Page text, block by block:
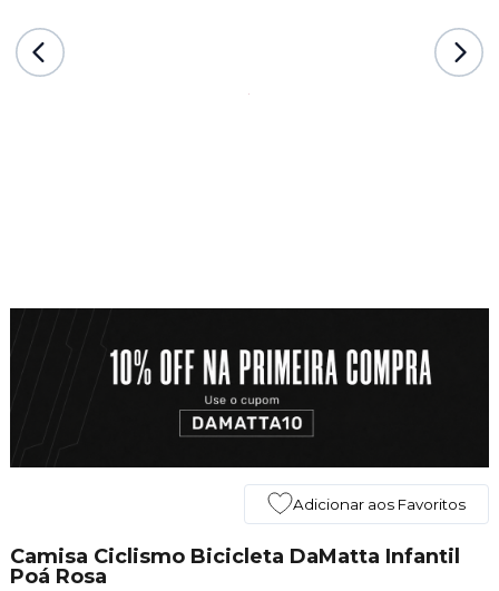
Adicionar aos Favoritos
Camisa Ciclismo Bicicleta DaMatta Infantil
Poá Rosa